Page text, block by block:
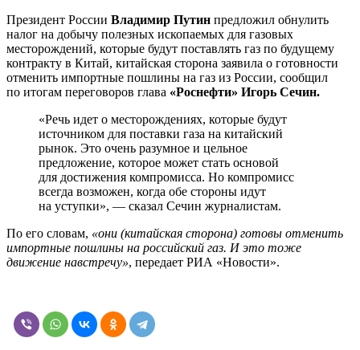
Президент России Владимир Путин предложил обнулить
налог на добычу полезных ископаемых для газовых
месторождений, которые будут поставлять газ по будущему
контракту в Китай, китайская сторона заявила о готовности
отменить импортные пошлины на газ из России, сообщил
по итогам переговоров глава «Роснефти» Игорь Сечин.
«Речь идет о месторождениях, которые будут
источником для поставки газа на китайский
рынок. Это очень разумное и цельное
предложение, которое может стать основой
для достижения компромисса. Но компромисс
всегда возможен, когда обе стороны идут
на уступки», — сказал Сечин журналистам.
По его словам, «они (китайская сторона) готовы отменить
импортные пошлины на российский газ. И это тоже
движение навстречу», передает РИА «Новости».